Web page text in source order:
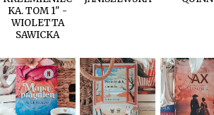
KA. TOM 1" -
WIOLETTA
SAWICKA